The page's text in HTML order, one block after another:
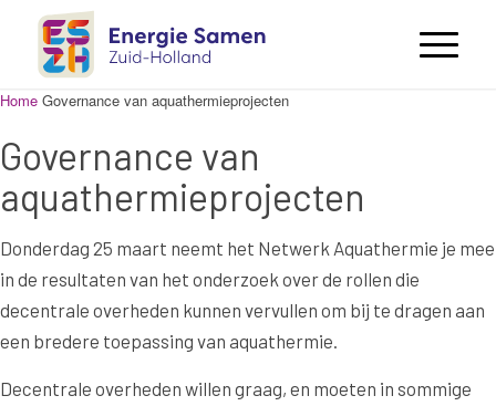
Home Governance van aquathermieprojecten
Governance van
aquathermieprojecten
Donderdag 25 maart neemt het Netwerk Aquathermie je mee
in de resultaten van het onderzoek over de rollen die
decentrale overheden kunnen vervullen om bij te dragen aan
een bredere toepassing van aquathermie.
Decentrale overheden willen graag, en moeten in sommige